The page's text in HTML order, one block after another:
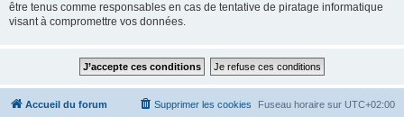
être tenus comme responsables en cas de tentative de piratage informatique
visant à compromettre vos données.
Accueil du forum Fuseau horaire sur UTC+02:00
Supprimer les cookies